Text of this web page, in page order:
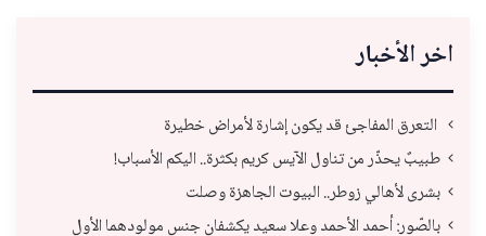
اخر الأخبار
التعرق المفاجئ قد يكون إشارة لأمراض خطيرة
طبيبٌ يحذّر من تناول الآيس كريم بكثرة.. اليكم الأسباب!
بشرى لأهالي زوطر.. البيوت الجاهزة وصلت
بالصّور: أحمد الأحمد وعلا سعيد يكشفان جنس مولودهما الأول